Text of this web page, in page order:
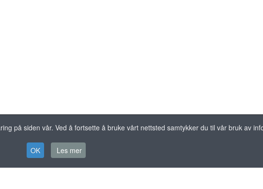
på siden vår. Ved å fortsette å bruke vårt nettsted samtykker du til vår bruk av
OK Les mer